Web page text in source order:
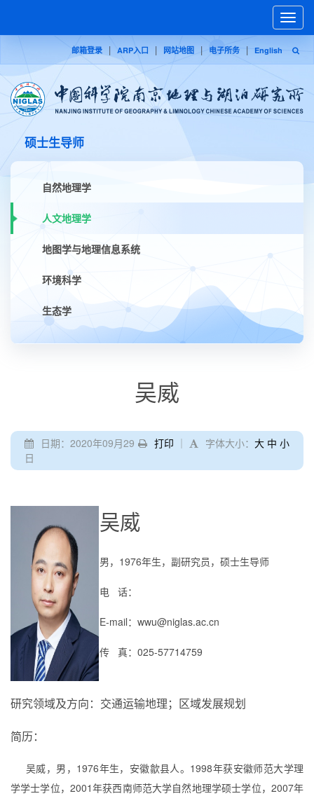
邮箱登录 | ARP入口 | 网站地图 | 电子所务 | English
Toggle
硕士生导师
自然地理学
人文地理学
地图学与地理信息系统
环境科学
生态学
吴威
打印 ｜ 字体大小： 大 中 小
日期：2020年09月29
日
吴威
男， 1976年生，副研究员，硕士生导师
电 话：
E-mail： wwu@niglas.ac.cn
传 真： 025-57714759
研究领域及方向： 交通运输地理；区域发展规划
简历：
吴威，男， 1976年生，安徽歙县人。 1998年获安徽师范大学理
学学士学位， 2001年获西南师范大学自然地理学硕士学位， 2007年